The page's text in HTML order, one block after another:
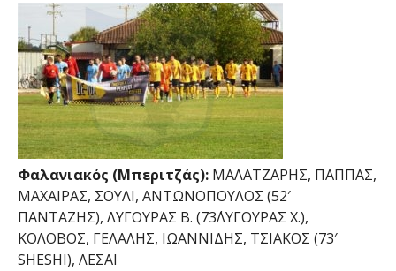
Φαλανιακός (Μπεριτζάς): ΜΑΛΑΤΖΑΡΗΣ, ΠΑΠΠΑΣ,
ΜΑΧΑΙΡΑΣ, ΣΟΥΛΙ, ΑΝΤΩΝΟΠΟΥΛΟΣ (52′
ΠΑΝΤΑΖΗΣ), ΛΥΓΟΥΡΑΣ Β. (73΄ΛΥΓΟΥΡΑΣ Χ.),
ΚΟΛΟΒΟΣ, ΓΕΛΑΛΗΣ, ΙΩΑΝΝΙΔΗΣ, ΤΣΙΑΚΟΣ (73′
SHESHI), ΛΕΣΑΙ